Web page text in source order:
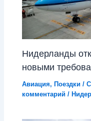
Нидерланды
новыми
Авиация,Поездки /
комментарий /